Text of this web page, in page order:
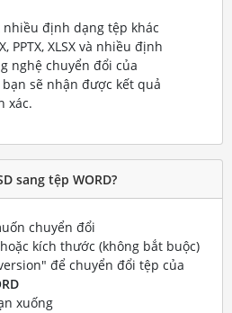
định dạng tệp khác
PPTX, XLSX và nhiều định
nghệ chuyển đổi của
sẽ nhận được kết quả
xác.
sang tệp WORD?
chuyển đổi
kích thước (không bắt buộc)
để chuyển đổi tệp của
xuống